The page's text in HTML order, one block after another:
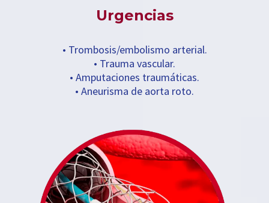
Urgencias
• Trombosis/embolismo arterial.
• Trauma vascular.
• Amputaciones traumáticas.
• Aneurisma de aorta roto.